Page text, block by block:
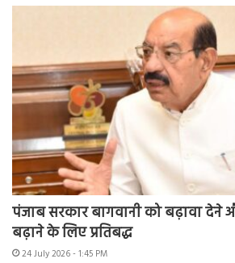
पंजाब सरकार बागवानी को बढ़ावा
बढ़ाने के लिए प्रतिबद्ध
24 July 2026 - 1:45 PM